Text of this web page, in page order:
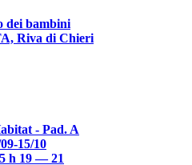
dei bambini
Riva di Chieri
- Pad. A
15/10
h 19 — 21